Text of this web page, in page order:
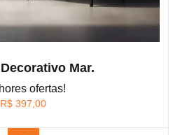
Mar.
ofertas!
R$ 397,00